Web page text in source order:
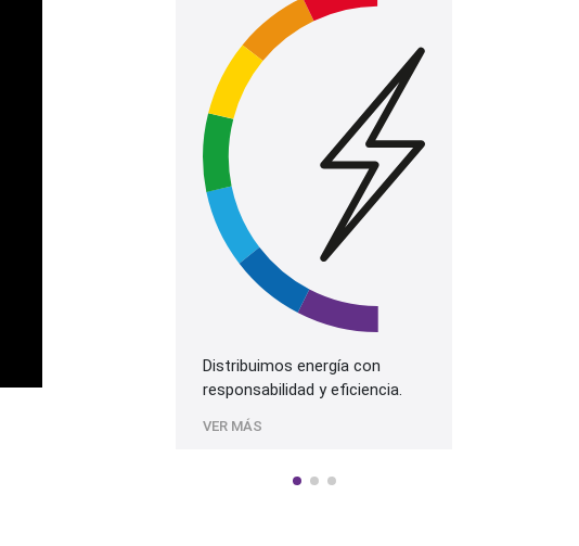
Distribuimos energía con
responsabilidad y eficiencia.
VER MÁS